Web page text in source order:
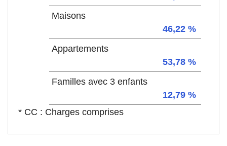
Maisons
46,22 %
Appartements
53,78 %
Familles avec 3 enfants
12,79 %
* CC : Charges comprises